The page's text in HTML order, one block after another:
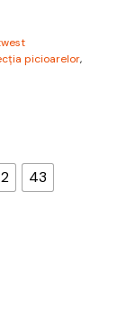
picioarelor,
43